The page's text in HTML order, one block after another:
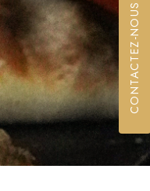
CONTACTEZ-NOUS
06